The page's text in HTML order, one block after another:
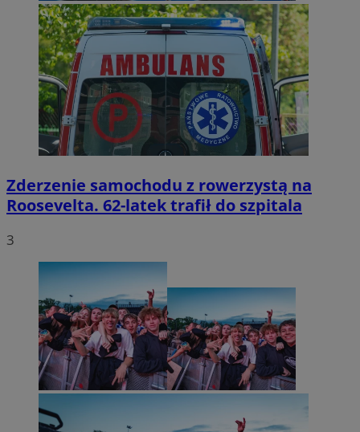
Zderzenie samochodu z rowerzystą na
Roosevelta. 62-latek trafił do szpitala
3